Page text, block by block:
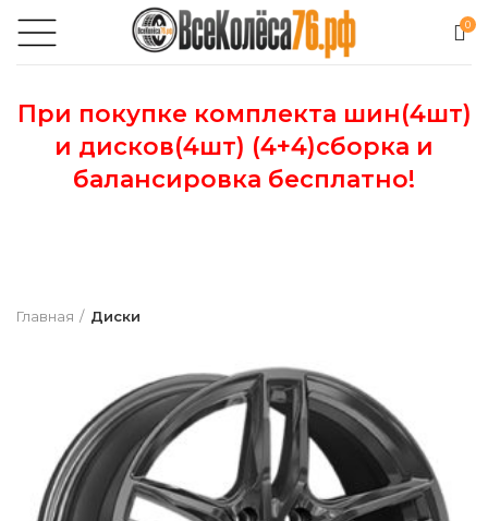
0
При покупке комплекта шин(4шт)
и дисков(4шт) (4+4)сборка и
балансировка бесплатно!
Главная Диски